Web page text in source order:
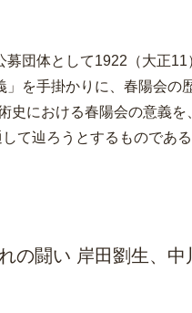
団体として1922（大正11
を手掛かりに、春陽会の
史における春陽会の意義
て辿ろうとするものである
の闘い 岸田劉生、中